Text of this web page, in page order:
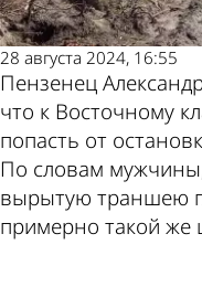
28 августа 2024, 16:55
Пензенец
что к Восточному
попасть от
По словам
вырытую траншею
примерно такой